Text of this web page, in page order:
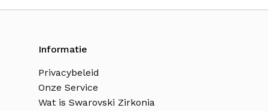
Informatie
Privacybeleid
Onze Service
Wat is Swarovski Zirkonia